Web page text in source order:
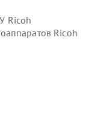
Ricoh
Ricoh